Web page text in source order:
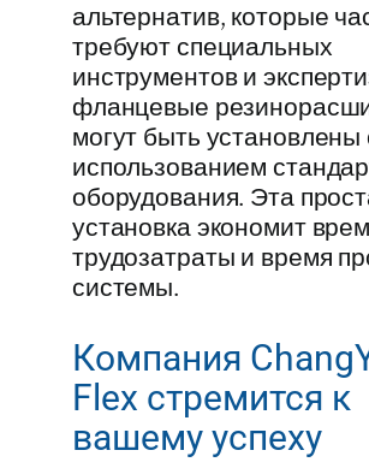
альтернатив, которые
требуют специальных
инструментов и
фланцевые
могут быть установлены
использованием
оборудования. Эта
установка экономит
трудозатраты и время
системы.
Компания
Flex стремится к
вашему успеху